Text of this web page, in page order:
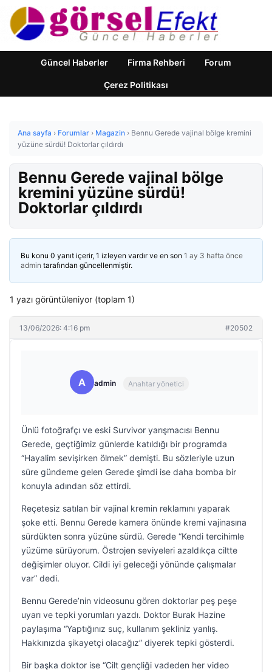
Güncel Haberler Firma Rehberi Forum
Çerez Politikası
Ana sayfa › Forumlar › Magazin › Bennu Gerede vajinal bölge kremini
yüzüne sürdü! Doktorlar çıldırdı
Bennu Gerede vajinal bölge
kremini yüzüne sürdü!
Doktorlar çıldırdı
Bu konu 0 yanıt içerir, 1 izleyen vardır ve en son 1 ay 3 hafta önce
admin tarafından güncellenmiştir.
1 yazı görüntüleniyor (toplam 1)
13/06/2026: 4:16 pm #20502
A admin Anahtar yönetici
Ünlü fotoğrafçı ve eski Survivor yarışmacısı Bennu
Gerede, geçtiğimiz günlerde katıldığı bir programda
“Hayalim sevişirken ölmek” demişti. Bu sözleriyle uzun
süre gündeme gelen Gerede şimdi ise daha bomba bir
konuyla adından söz ettirdi.
Reçetesiz satılan bir vajinal kremin reklamını yaparak
şoke etti. Bennu Gerede kamera önünde kremi vajinasına
sürdükten sonra yüzüne sürdü. Gerede “Kendi tercihimle
yüzüme sürüyorum. Östrojen seviyeleri azaldıkça ciltte
değişimler oluyor. Cildi iyi geleceği yönünde çalışmalar
var” dedi.
Bennu Gerede’nin videosunu gören doktorlar peş peşe
uyarı ve tepki yorumları yazdı. Doktor Burak Hazine
paylaşıma “Yaptığınız suç, kullanım şekliniz yanlış.
Hakkınızda şikayetçi olacağız” diyerek tepki gösterdi.
Bir başka doktor ise “Cilt gençliği vadeden her video